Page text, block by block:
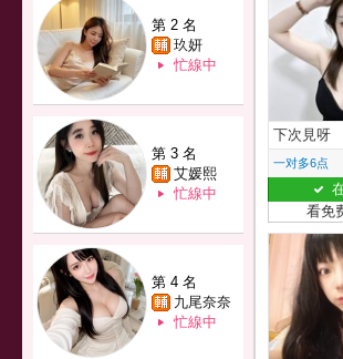
第 2 名
玖妍
忙線中
第 3 名
艾媛熙
忙線中
第 4 名
九尾奈奈
忙線中
下次見呀
一对多6点
看免